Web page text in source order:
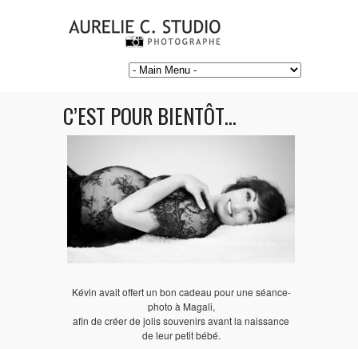
C’EST POUR BIENTÔT…
Kévin avait offert un bon cadeau pour une séance-
photo à Magali,
afin de créer de jolis souvenirs avant la naissance
de leur petit bébé.